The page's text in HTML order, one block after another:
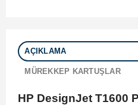
AÇIKLAMA
MÜREKKEP KARTUŞLAR
HP DesignJet T1600